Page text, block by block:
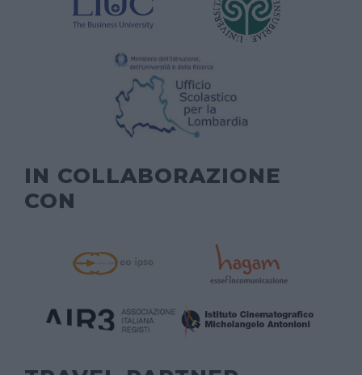
IN COLLABORAZIONE
CON